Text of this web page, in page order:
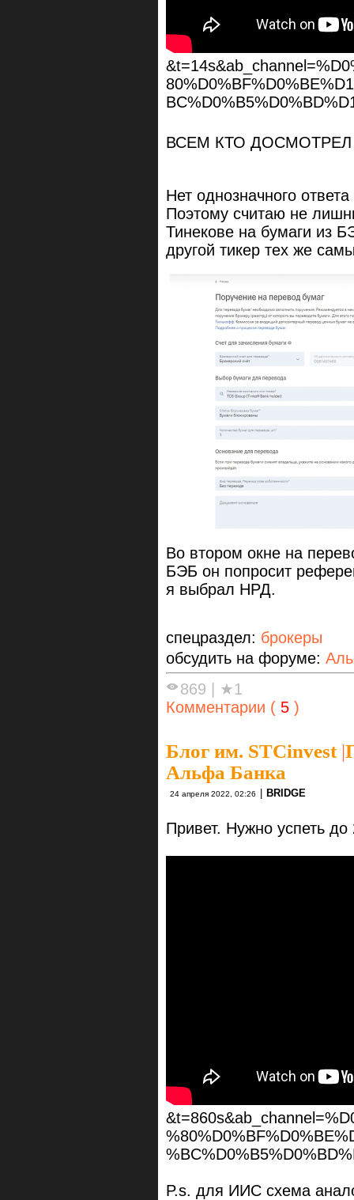
ВСЕМ КТО
Нет однозначного
Поэтому считаю не
Тинекове на бумаги из
другой тикер тех же
Во втором окне на
БЭБ он попросит
я выбрал НРД.
спецраздел: брокеры
обсудить на форуме:
869
★1
Комментарии ( 5 )
Блог им. STCinvest|
Альфа Банка
24 апреля 2022, 02:26 BRIDGE
Привет. Нужно успеть
P.s. для ИИС схема